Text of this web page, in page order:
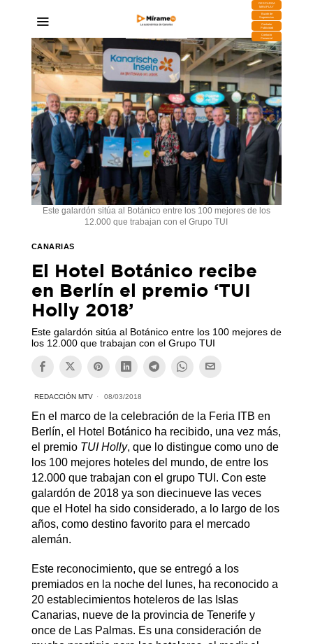
DESCARGA
MIRAPLAY
Buzón de
Sugerencias
Contratar
Publicidad
Contacto
Comercial
Este galardón sitúa al Botánico entre los 100 mejores de los
12.000 que trabajan con el Grupo TUI
CANARIAS
El Hotel Botánico recibe
en Berlín el premio ‘TUI
Holly 2018’
Este galardón sitúa al Botánico entre los 100 mejores de
los 12.000 que trabajan con el Grupo TUI
REDACCIÓN MTV 08/03/2018
En el marco de la celebración de la Feria ITB en
Berlín, el Hotel Botánico ha recibido, una vez más,
el premio TUI Holly, que lo distingue como uno de
los 100 mejores hoteles del mundo, de entre los
12.000 que trabajan con el grupo TUI. Con este
galardón de 2018 ya son diecinueve las veces
que el Hotel ha sido considerado, a lo largo de los
años, como destino favorito para el mercado
alemán.
Este reconocimiento, que se entregó a los
premiados en la noche del lunes, ha reconocido a
20 establecimientos hoteleros de las Islas
Canarias, nueve de la provincia de Tenerife y
once de Las Palmas. Es una consideración de